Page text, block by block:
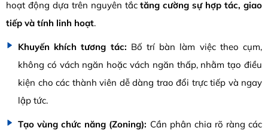
hoạt động dựa trên nguyên tắctăng cường sự hợp tác, giao
tiếp và tính linh hoạt.
Khuyến khích tương tác: Bố trí bàn làm việc theo cụm,
không có vách ngăn hoặc vách ngăn thấp, nhằm tạo điều
kiện cho các thành viên dễ dàng trao đổi trực tiếp và ngay
lập tức.
Tạo vùng chức năng (Zoning): Cần phân chia rõ ràng các